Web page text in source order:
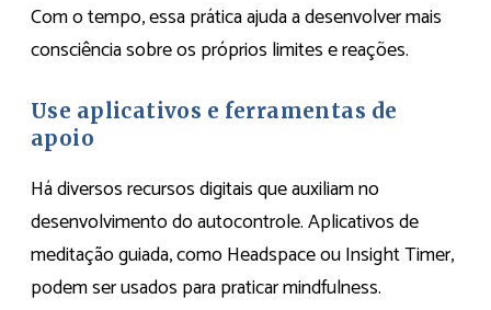
Com o tempo, essa prática ajuda a desenvolver mais
consciência sobre os próprios limites e reações.
Use aplicativos e ferramentas de
apoio
Há diversos recursos digitais que auxiliam no
desenvolvimento do autocontrole. Aplicativos de
meditação guiada, como Headspace ou Insight Timer,
podem ser usados para praticar mindfulness.